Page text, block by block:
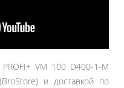
VM 100 D400-1-M
и доставкой по